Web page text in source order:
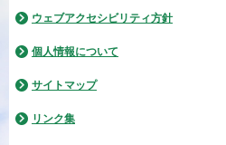
ウェブアクセシビリティ方針
個人情報について
サイトマップ
リンク集